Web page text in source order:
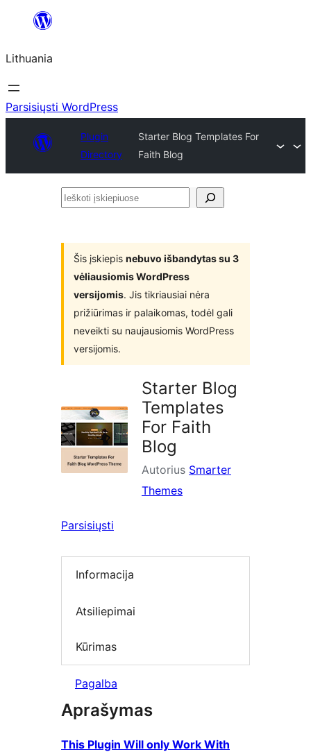
turinio
Lithuania
Parsisiųsti WordPress
Plugin
Directory
Starter Blog Templates For
Faith Blog
Ieškoti
Šis įskiepis nebuvo išbandytas su 3
vėliausiomis WordPress
versijomis. Jis tikriausiai nėra
prižiūrimas ir palaikomas, todėl gali
neveikti su naujausiomis WordPress
versijomis.
Starter Blog
Templates
For Faith
Blog
Autorius Smarter
Themes
Parsisiųsti
Informacija
Atsiliepimai
Kūrimas
Pagalba
Aprašymas
This Plugin Will only Work With